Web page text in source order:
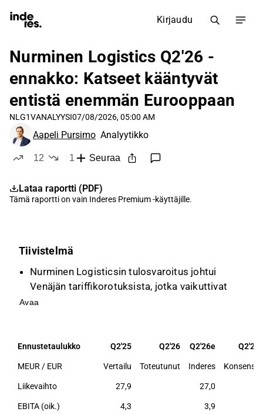
Kirjaudu
Nurminen Logistics Q2'26 -
ennakko: Katseet kääntyvät
entistä enemmän Eurooppaan
NLG1VANALYYSI07/08/2026, 05:00 AM
Aapeli Pursimo Analyytikko
12
1
Seuraa
Lataa raportti (PDF)
Tämä raportti on vain Inderes Premium-käyttäjille.
Tiivistelmä
Nurminen Logisticsin tulosvaroitus johtui
Venäjän tariffikorotuksista, jotka vaikuttivat
merkittävästi North Railin volyymeihin ja
hieman vertailukauden tason alle, ja
vertailukelpoisen liikevoiton laskevan selvästi,
Keski-Euroopan rautatieliiketoiminnan kasvu
on kriittisessä roolissa, ja yhtiö panostaa
Avaa
Ennustetaulukko Q2'25 Q2'26 Q2'26e
MEUR / EUR Vertailu Toteutunut Inderes
Liikevaihto 27,9 27,0
EBITA (oik.) 4,3 3,9